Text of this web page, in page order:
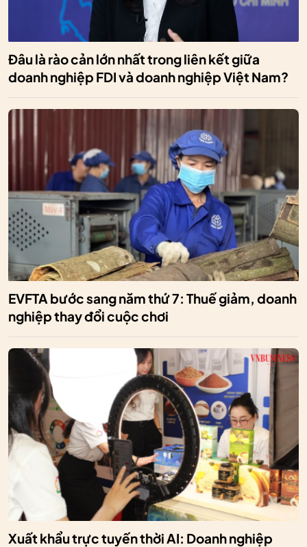
Đâu là rào cản lớn nhất trong liên kết giữa
doanh nghiệp FDI và doanh nghiệp Việt Nam?
EVFTA bước sang năm thứ 7: Thuế giảm, doanh
nghiệp thay đổi cuộc chơi
Xuất khẩu trực tuyến thời AI: Doanh nghiệp